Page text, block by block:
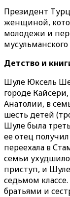
Президент
женщиной,
молодежи и
мусульманского
Детство и
Шуле Юксель
городе
Анатолии, в
шесть детей
Шуле была
ее отец
переехала в
семьи
приступ, и
седьмом
братьями и